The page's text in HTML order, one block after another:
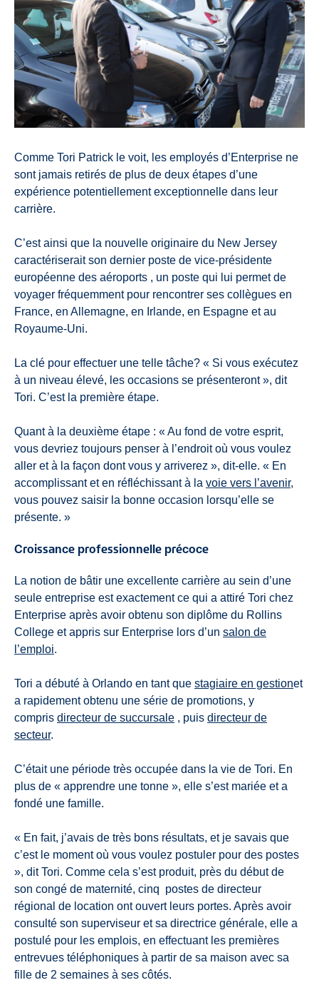
Comme Tori Patrick le voit, les employés d’Enterprise ne
sont jamais retirés de plus de deux étapes d’une
expérience potentiellement exceptionnelle dans leur
carrière.
C’est ainsi que la nouvelle originaire du New Jersey
caractériserait son dernier poste de vice-présidente
européenne des aéroports , un poste qui lui permet de
voyager fréquemment pour rencontrer ses collègues en
France, en Allemagne, en Irlande, en Espagne et au
Royaume-Uni.
La clé pour effectuer une telle tâche? « Si vous exécutez
à un niveau élevé, les occasions se présenteront », dit
Tori. C’est la première étape.
Quant à la deuxième étape : « Au fond de votre esprit,
vous devriez toujours penser à l’endroit où vous voulez
aller et à la façon dont vous y arriverez », dit-elle. « En
accomplissant et en réfléchissant à la voie vers l’avenir,
vous pouvez saisir la bonne occasion lorsqu’elle se
présente. »
Croissance professionnelle précoce
La notion de bâtir une excellente carrière au sein d’une
seule entreprise est exactement ce qui a attiré Tori chez
Enterprise après avoir obtenu son diplôme du Rollins
College et appris sur Enterprise lors d’un salon de
l’emploi.
Tori a débuté à Orlando en tant que stagiaire en gestionet
a rapidement obtenu une série de promotions, y
compris directeur de succursale , puis directeur de
secteur.
C’était une période très occupée dans la vie de Tori. En
plus de « apprendre une tonne », elle s’est mariée et a
fondé une famille.
« En fait, j’avais de très bons résultats, et je savais que
c’est le moment où vous voulez postuler pour des postes
», dit Tori. Comme cela s’est produit, près du début de
son congé de maternité, cinq postes de directeur
régional de location ont ouvert leurs portes. Après avoir
consulté son superviseur et sa directrice générale, elle a
postulé pour les emplois, en effectuant les premières
entrevues téléphoniques à partir de sa maison avec sa
fille de 2 semaines à ses côtés.